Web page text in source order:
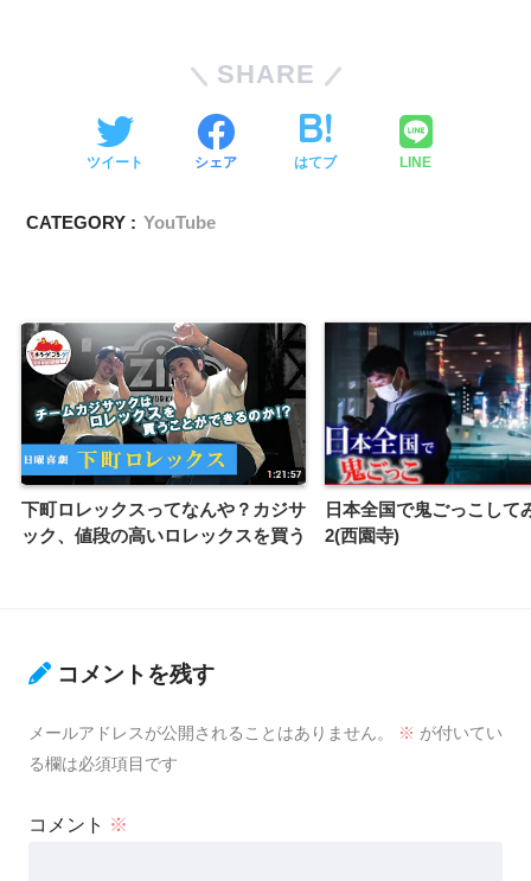
SHARE
ツイート シェア はてブ LINE
CATEGORY : YouTube
下町ロレックスってなんや？カジサ
ック、値段の高いロレックスを買う
日本全国で鬼ごっこして
2(西園寺)
コメントを残す
メールアドレスが公開されることはありません。 ※ が付いてい
る欄は必須項目です
コメント ※